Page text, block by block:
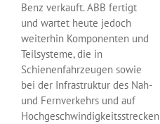
Benz verkauft. ABB fertigt
und wartet heute jedoch
weiterhin Komponenten und
Teilsysteme, die in
Schienenfahrzeugen sowie
bei der Infrastruktur des Nah-
und Fernverkehrs und auf
Hochgeschwindigkeitsstrecken